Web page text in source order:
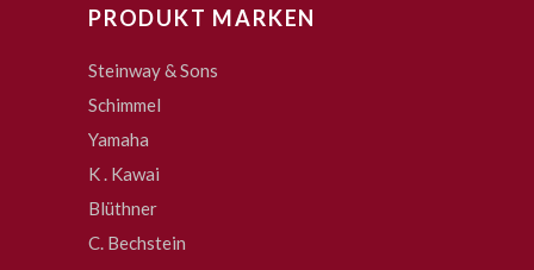
PRODUKT MARKEN
Steinway & Sons
Schimmel
Yamaha
K . Kawai
Blüthner
C. Bechstein